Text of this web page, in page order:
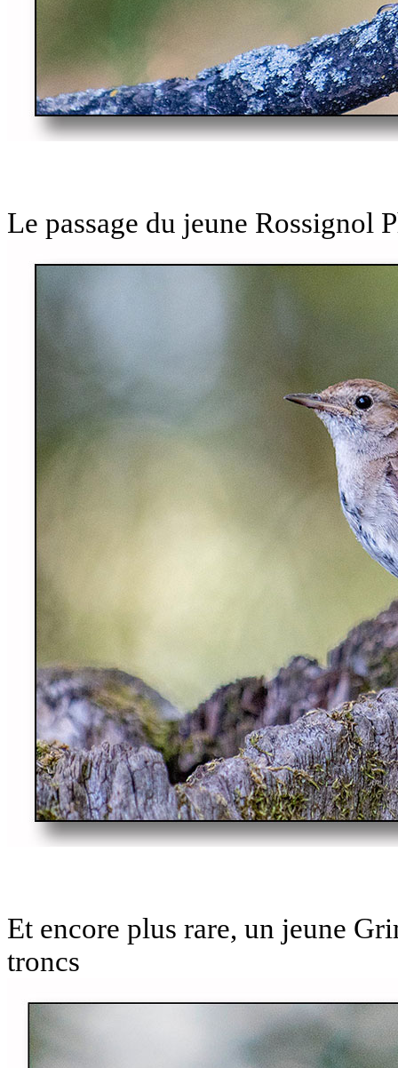
Le passage du jeune Rossignol
Et encore plus rare, un jeune
troncs